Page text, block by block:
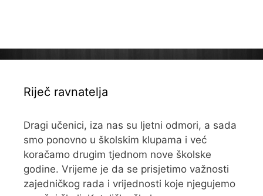
Riječ ravnatelja
Dragi učenici, iza nas su ljetni odmori, a sada
smo ponovno u školskim klupama i već
koračamo drugim tjednom nove školske
godine. Vrijeme je da se prisjetimo važnosti
zajedničkog rada i vrijednosti koje njegujemo